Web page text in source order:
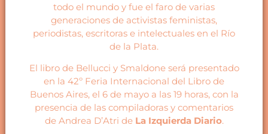
todo el mundo y fue el faro de varias
generaciones de activistas feministas,
periodistas, escritoras e intelectuales en el Río
de la Plata.
El libro de Bellucci y Smaldone será presentado
en la 42º Feria Internacional del Libro de
Buenos Aires, el 6 de mayo a las 19 horas, con la
presencia de las compiladoras y comentarios
de Andrea D’Atri de La Izquierda Diario.